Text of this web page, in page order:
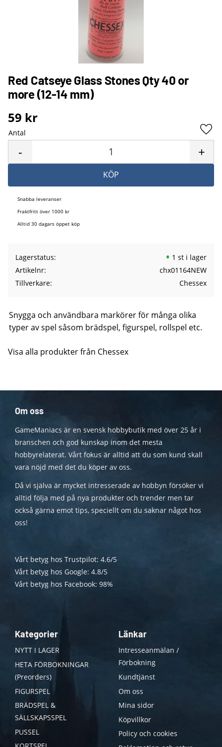
Red Catseye Glass Stones Qty 40 or
more (12-14 mm)
59 kr
Antal
+
-
KÖP
Snabba leveranser
Fraktfritt över 1000 kr
Alltid 30 dagars öppet köp
Lagerstatus
1 st i lager
Artikelnr
chx01164NEW
Tillverkare
Chessex
Snygga och användbara markörer för många olika
typer av spel såsom brädspel, figurspel, rollspel etc.
Visa alla produkter från Chessex
Om oss
GameManiacs är en svensk hobbybutik med över 25 år i
branschen och god kunskap inom det mesta
hobbyrelaterat. Vårt fokus är alltid att du som kund skall
vara nöjd med det du köper av oss.
Då vi själva är mycket intresserade av hobbyn försöker vi
alltid följa med på nya produkter och trender men tar
också gärna emot tips, speciellt om du saknar något hos
oss!
Vårt betyg hos Trustpilot: 4.6/5
Vårt betyg hos Google: 4.8/5
Vårt betyg hos Facebook: 98%
Kategorier
NYTT I LAGER
HETA FÖRBOKNINGAR
(Preorders)
FIGURSPEL
BRÄDSPEL &
SÄLLSKAPSSPEL
PUSSEL
Länkar
Intresseanmälan /
Förbokning
Kundtjänst
Om oss
Mina sidor
Köpvillkor
Policy och cookies